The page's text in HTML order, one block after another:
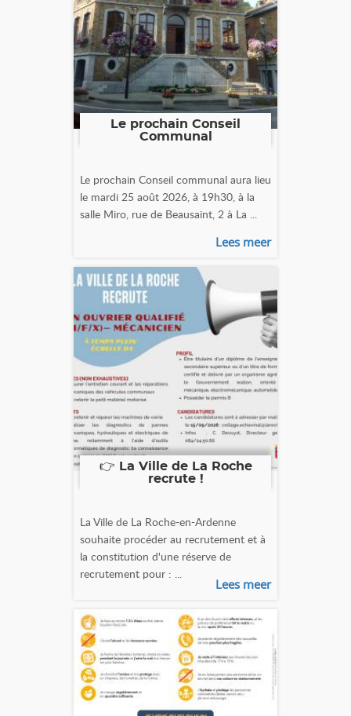
Le prochain Conseil
Communal
Le prochain Conseil communal aura lieu
le mardi 25 août 2026, à 19h30, à la
salle Miro, rue de Beausaint, 2 à La ...
Lees meer
👉 La Ville de La Roche
recrute !
La Ville de La Roche-en-Ardenne
souhaite procéder au recrutement et à
la constitution d'une réserve de
recrutement pour : ...
Lees meer